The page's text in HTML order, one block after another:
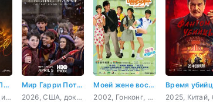
Новороссия. Потёмкин
2026, Россия, история, драма, биография
Мир Гарри Поттера: Мастерство, стоящее за магией
2026, США, документальный, короткометражка
Моей жене восемнадцать
2002, Гонконг, мелодрама, комедия
Время убийц